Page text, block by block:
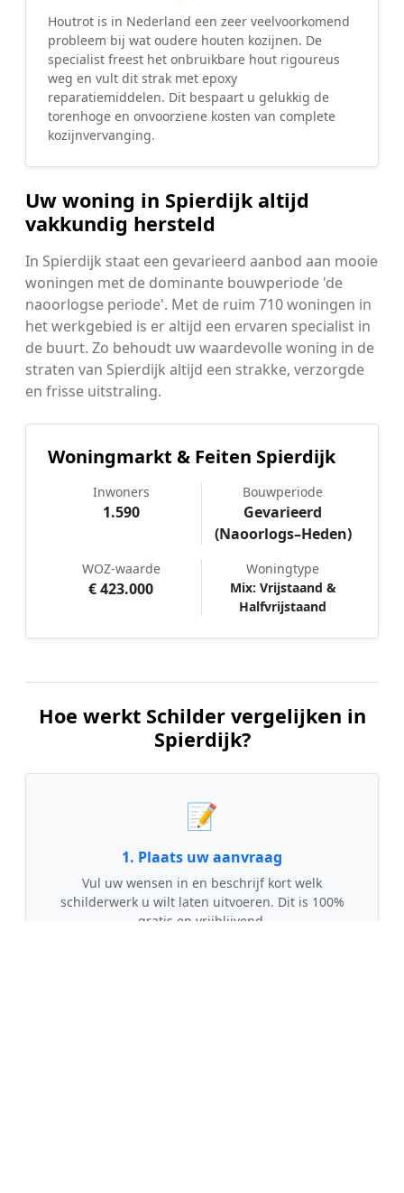
Houtrot is in Nederland een zeer veelvoorkomend
probleem bij wat oudere houten kozijnen. De
specialist freest het onbruikbare hout rigoureus
weg en vult dit strak met epoxy
reparatiemiddelen. Dit bespaart u gelukkig de
torenhoge en onvoorziene kosten van complete
kozijnvervanging.
Uw woning in Spierdijk altijd
vakkundig hersteld
In Spierdijk staat een gevarieerd aanbod aan mooie
woningen met de dominante bouwperiode 'de
naoorlogse periode'. Met de ruim 710 woningen in
het werkgebied is er altijd een ervaren specialist in
de buurt. Zo behoudt uw waardevolle woning in de
straten van Spierdijk altijd een strakke, verzorgde
en frisse uitstraling.
Woningmarkt & Feiten Spierdijk
Inwoners
1.590
Bouwperiode
Gevarieerd
(Naoorlogs–Heden)
WOZ-waarde
€ 423.000
Woningtype
Mix: Vrijstaand &
Halfvrijstaand
Hoe werkt Schilder vergelijken in
Spierdijk?
📝
1. Plaats uw aanvraag
Vul uw wensen in en beschrijf kort welk
schilderwerk u wilt laten uitvoeren. Dit is 100%
gratis en vrijblijvend.